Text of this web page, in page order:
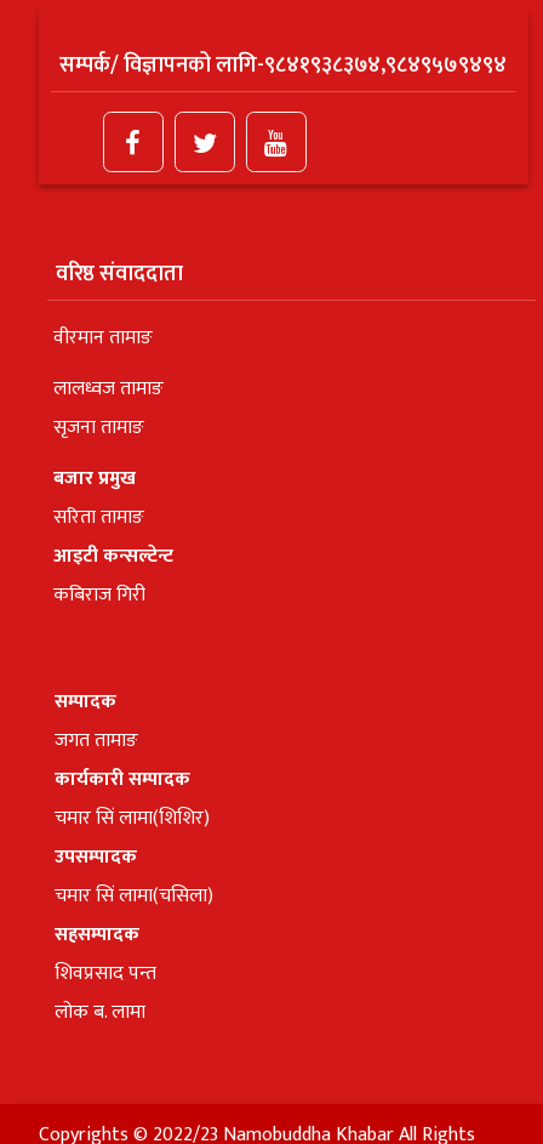
सम्पर्क/ विज्ञापनको लागि-९८४१९३८३७४,९८४९५७९४९४
वरिष्ठ संवाददाता
वीरमान तामाङ
लालध्वज तामाङ
सृजना तामाङ
बजार प्रमुख
सरिता तामाङ
आइटी कन्सल्टेन्ट
कबिराज गिरी
सम्पादक
जगत तामाङ
कार्यकारी सम्पादक
चमार सिं लामा(शिशिर)
उपसम्पादक
चमार सिं लामा(चसिला)
सहसम्पादक
शिवप्रसाद पन्त
लोक ब. लामा
Copyrights © 2022/23 Namobuddha Khabar All Rights